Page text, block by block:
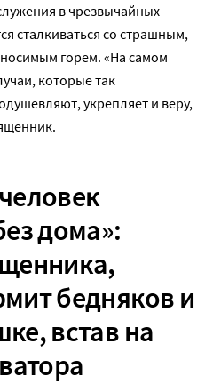
в чрезвычайных
сталкиваться со страшным,
горем. «На самом
которые так
укрепляет и веру,
дома»:
бедняков и
встав на